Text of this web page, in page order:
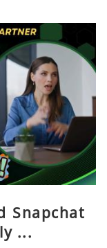
Snapchat
...